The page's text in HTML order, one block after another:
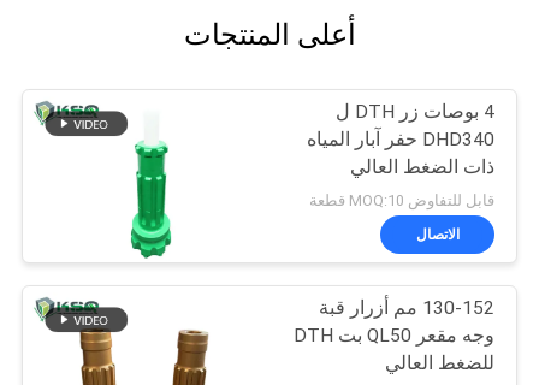
أعلى المنتجات
4 بوصات زر DTH ل
DHD340 حفر آبار المياه
ذات الضغط العالي
قابل للتفاوض MOQ:10 قطعة
الاتصال
130-152 مم أزرار قبة
وجه مقعر QL50 بت DTH
للضغط العالي